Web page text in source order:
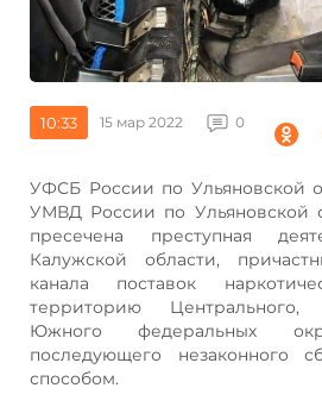
10:33 15 мар 2022 0
УФСБ России по Ульяновской
УМВД России по Ульяновской
пресечена преступная
Калужской области,
канала поставок
территорию
Южного федеральных
последующего незаконного
способом.